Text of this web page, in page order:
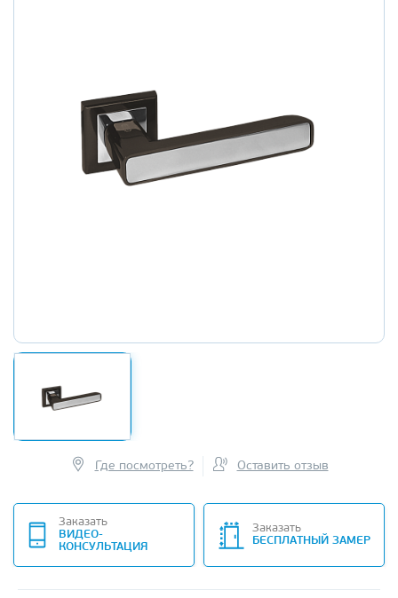
Где посмотреть? Оставить отзыв
Заказать
ВИДЕО-
КОНСУЛЬТАЦИЯ
Заказать
БЕСПЛАТНЫЙ ЗАМЕР